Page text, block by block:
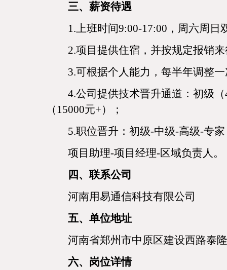
三、薪资待遇
1.上班时间9:00-17:00，周六周日
2.项目提供住宿，并按规定报销
3.可根据个人能力，每半年调整
4.公司提供技术晋升通道：初级
（15000元+）；
5.职位晋升：初级-中级-高级-专
项目助理-项目经理-区域负责人。
四、联系公司
河南用易通信科技有限公司
五、单位地址
河南省郑州市中原区建设西路泰
六、岗位详情